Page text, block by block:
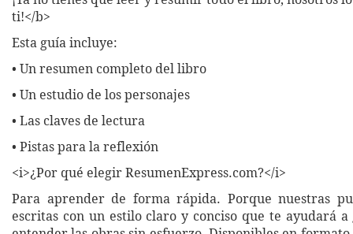
ti!</b>
Esta guía incluye:
• Un resumen completo del libro
• Un estudio de los personajes
• Las claves de lectura
• Pistas para la reflexión
<i>¿Por qué elegir ResumenExpress.com?</i>
Para aprender de forma rápida. Porque nuestras
escritas con un estilo claro y conciso que te ayudará